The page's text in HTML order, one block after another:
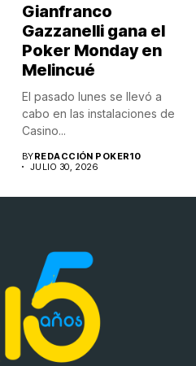
Gianfranco
Gazzanelli gana el
Poker Monday en
Melincué
El pasado lunes se llevó a
cabo en las instalaciones de
Casino...
BYREDACCIÓN POKER10
JULIO 30, 2026